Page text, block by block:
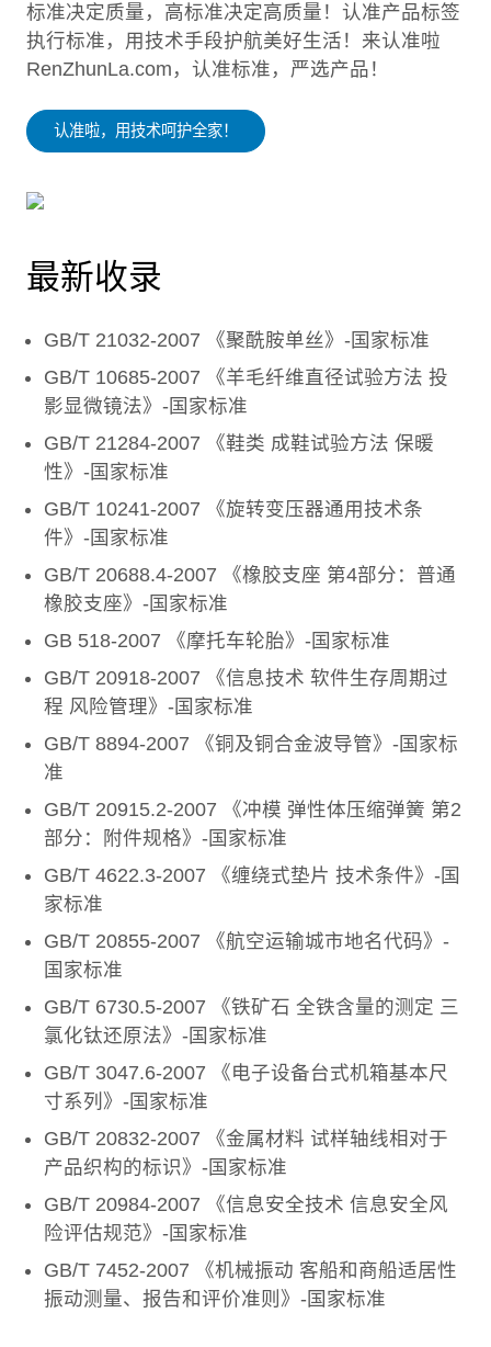
标准决定质量，高标准决定高质量！认准产品标签
执行标准，用技术手段护航美好生活！来认准啦
RenZhunLa.com，认准标准，严选产品！
认准啦，用技术呵护全家！
最新收录
GB/T 21032-2007 《聚酰胺单丝》-国家标准
GB/T 10685-2007 《羊毛纤维直径试验方法 投
影显微镜法》-国家标准
GB/T 21284-2007 《鞋类 成鞋试验方法 保暖
性》-国家标准
GB/T 10241-2007 《旋转变压器通用技术条
件》-国家标准
GB/T 20688.4-2007 《橡胶支座 第4部分：普通
橡胶支座》-国家标准
GB 518-2007 《摩托车轮胎》-国家标准
GB/T 20918-2007 《信息技术 软件生存周期过
程 风险管理》-国家标准
GB/T 8894-2007 《铜及铜合金波导管》-国家标
准
GB/T 20915.2-2007 《冲模 弹性体压缩弹簧 第2
部分：附件规格》-国家标准
GB/T 4622.3-2007 《缠绕式垫片 技术条件》-国
家标准
GB/T 20855-2007 《航空运输城市地名代码》-
国家标准
GB/T 6730.5-2007 《铁矿石 全铁含量的测定 三
氯化钛还原法》-国家标准
GB/T 3047.6-2007 《电子设备台式机箱基本尺
寸系列》-国家标准
GB/T 20832-2007 《金属材料 试样轴线相对于
产品织构的标识》-国家标准
GB/T 20984-2007 《信息安全技术 信息安全风
险评估规范》-国家标准
GB/T 7452-2007 《机械振动 客船和商船适居性
振动测量、报告和评价准则》-国家标准